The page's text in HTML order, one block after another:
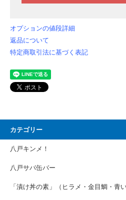
オプションの値段詳細
返品について
特定商取引法に基づく表記
カテゴリー
八戸キンメ！
八戸サバ缶バー
「漬け丼の素」（ヒラメ・金目鯛・青